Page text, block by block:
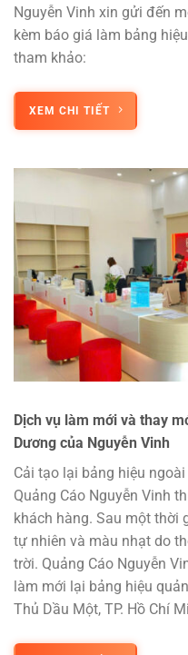
Nguyễn Vinh xin gửi đến
kèm báo giá làm bảng
tham khảo:
XEM CHI TIẾT
Dịch vụ làm mới và thay
Dương của Nguyễn Vinh
Cải tạo lại bảng hiệu
Quảng Cáo Nguyễn Vinh
khách hàng. Sau một thời
tự nhiên và màu nhạt do
trời. Quảng Cáo Nguyễn
làm mới lại bảng hiệu
Thủ Dầu Một, TP. Hồ Chí